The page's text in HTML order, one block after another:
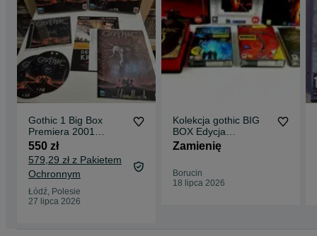
Gothic 1 Big Box
Premiera 2001
Pierwsza wersja
światowa
550 zł
579,29 zł z Pakietem
Ochronnym
Łódź, Polesie
27 lipca 2026
Kolekcja gothic BIG
BOX Edycja
Kolekcjonerska 1 2 3
Arcania PC PL
Zamienię
Borucin
18 lipca 2026